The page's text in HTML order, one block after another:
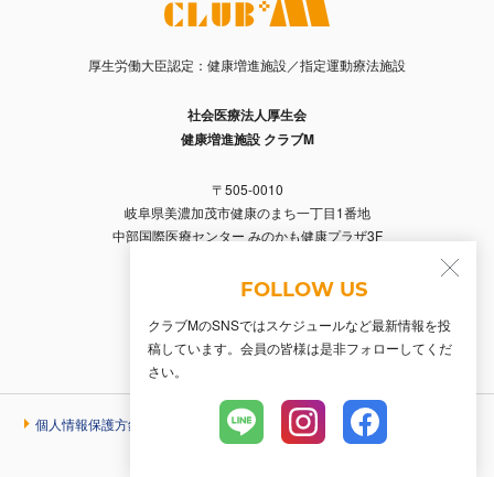
厚生労働大臣認定：健康増進施設／指定運動療法施設
社会医療法人厚生会
健康増進施設 クラブM
〒505-0010
岐阜県美濃加茂市健康のまち一丁目1番地
中部国際医療センター みのかも健康プラザ3F
個人情報保護方針 © 2026 Club M.
FOLLOW US
クラブMのSNSではスケジュールなど最新情報を投
稿しています。会員の皆様は是非フォローしてくだ
さい。